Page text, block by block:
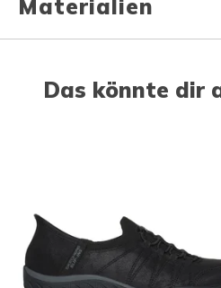
Materialien
Das könnte dir